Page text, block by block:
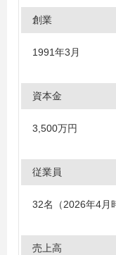
創業
1991年3月
資本金
3,500万円
従業員
32名（2026年4月
売上高